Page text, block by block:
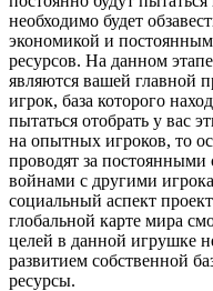
необходимо будет
экономикой и
ресурсов. На данном
являются вашей главной
игрок, база которого
пытаться отобрать у вас
на опытных игроков, то
проводят за
войнами с другими
социальный аспект
глобальной карте мира
целей в данной игрушке
развитием собственной
ресурсы.